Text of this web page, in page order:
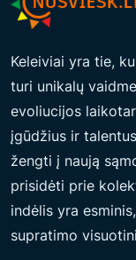
Keleiviai yra tie,
turi unikalų
evoliucijos
įgūdžius ir
žengti į naują
prisidėti prie
indėlis yra
supratimo